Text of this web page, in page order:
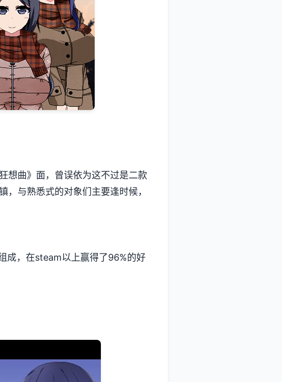
想曲》面，曾误依为这不过是二款​​
与熟悉式的对象们主要逢时候，
成，在steam以上赢得了​​96%的好